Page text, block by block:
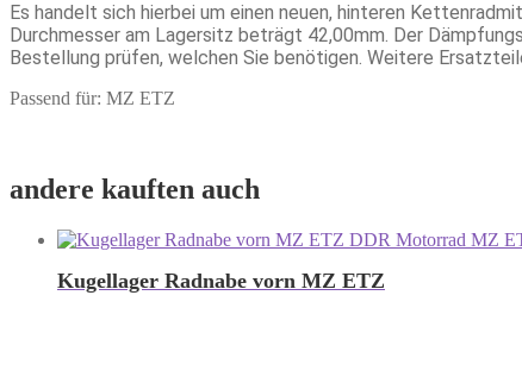
Es handelt sich hierbei um einen neuen, hinteren
Durchmesser am Lagersitz beträgt 42,00mm. Der
Bestellung prüfen, welchen Sie benötigen. Weitere
Passend für: MZ ETZ
andere kauften auch
Kugellager Radnabe vorn MZ ETZ